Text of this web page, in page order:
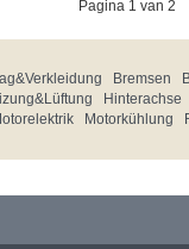
Pagina 1 van 2
Bremsen
Hinterachse
Motorkühlung